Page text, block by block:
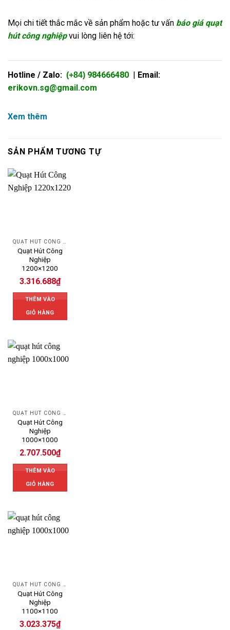
Mọi chi tiết thắc mắc về sản phẩm hoặc tư vấn báo giá quạt
hút công nghiệpvui lòng liên hệ tới:
Hotline / Zalo: (+84) 984666480
Email:
erikovn.sg@gmail.com
Xem thêm
SẢN PHẨM TƯƠNG TỰ
Quạt Hút Công
Nghiệp
1200×1200
3.316.688₫
THÊM VÀO
GIỎ HÀNG
Quạt Hút Công
Nghiệp
1000×1000
2.707.500₫
THÊM VÀO
GIỎ HÀNG
QUẠT HÚT CÔNG NGHIỆP
Quạt Hút Công
Nghiệp
1100×1100
3.023.375₫